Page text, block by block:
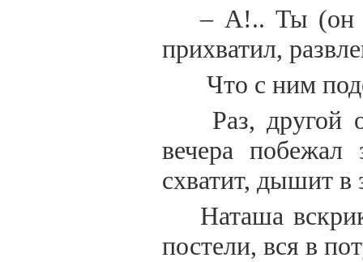
– А!.. Ты (он
прихватил,
Что с ним
Раз, другой
вечера
схватит, дышит в
Наташа
постели, вся в